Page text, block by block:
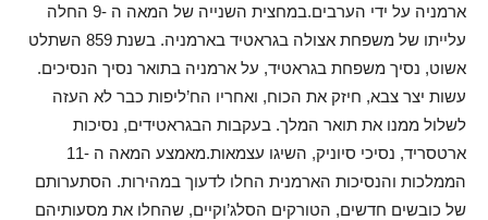
ארמניה על ידי הערבים.במחצית השנייה של המאה ה -9 החלה
עלייתו של משפחת אצולה בגראטיד בארמניה. בשנת 859 השתלט
אשוט, נסיך משפחת בגראטיד, על ארמניה בתואר נסיך הנסיכים.
עשות יצר צבא, חיזק את הכוח, ואחריו הח’ליפות כבר לא העזה
לשלול ממנו את תואר המלך. בעקבות הבגראטידים, נסיכות
ארטסריד, נסיכי סיוניק, השיגו עצמאות.מאמצע המאה ה -11
הממלכות והנסיכות הארמנית החלו לדעוך במהירות. הסתערותם
של כובשים חדשים, הטורקים הסלג’וקיים, שהחלו את מסעותיהם